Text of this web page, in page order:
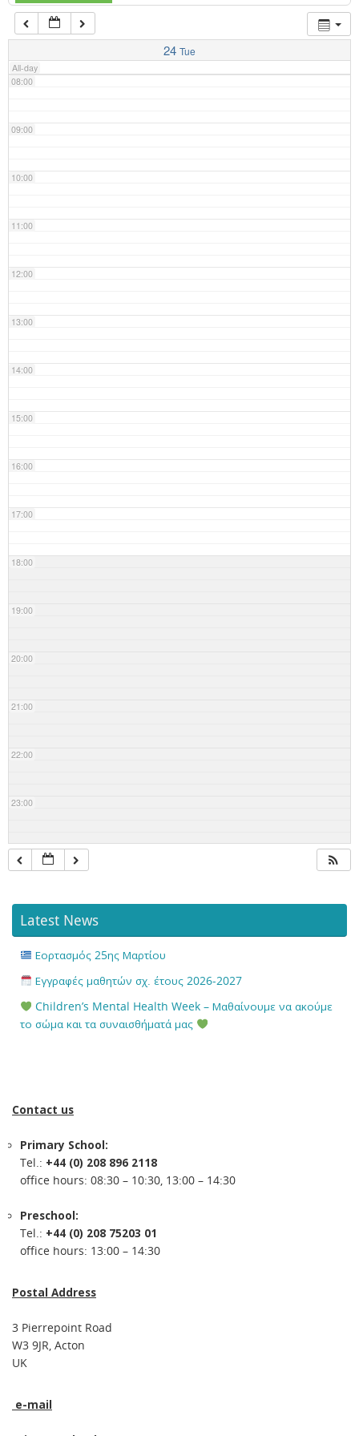
24 Tue
All-day
07:00
08:00
09:00
10:00
11:00
12:00
13:00
14:00
15:00
16:00
17:00
18:00
19:00
20:00
21:00
22:00
23:00
Latest News
Εορτασμός 25ης Μαρτίου
Εγγραφές μαθητών σχ. έτους 2026-2027
Children’s Mental Health Week – Μαθαίνουμε να ακούμε
το σώμα και τα συναισθήματά μας
Contact us
Primary School:
Tel.: +44 (0) 208 896 2118
office hours: 08:30 – 10:30, 13:00 – 14:30
Preschool:
Tel.: +44 (0) 208 75203 01
office hours: 13:00 – 14:30
Postal Address
3 Pierrepoint Road
W3 9JR, Acton
UK
e-mail